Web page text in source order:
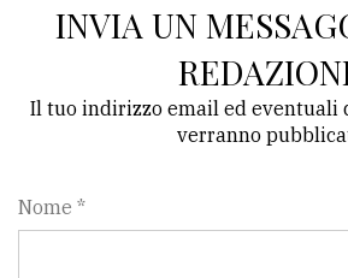
INVIA UN
Il tuo indirizzo email ed eventuali
verranno
Nome *